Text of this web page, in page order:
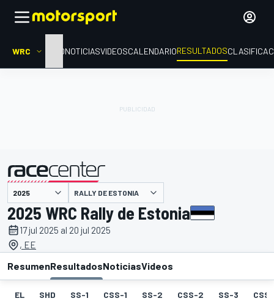
WRC INICIONOTICIASVIDEOSCALENDARIORESULTADOS
presentado por RALLY DE ESTONIA
2025 WRC Rally de Estonia
17 jul 2025 al 20 jul 2025
, EE
ResumenResultadosNoticiasVideos
EL SHD SS-1 CSS-1 SS-2 CSS-2 SS-3